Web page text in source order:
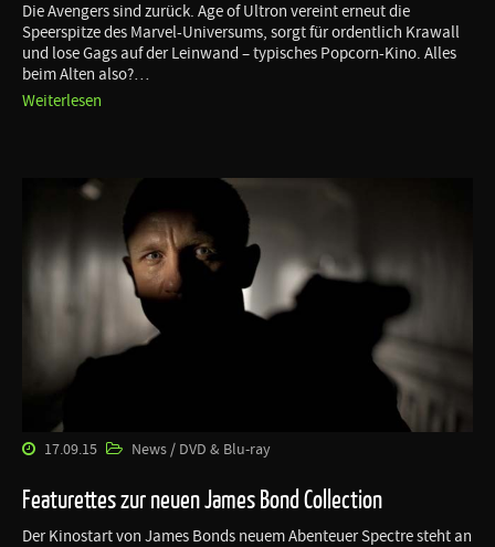
Die Avengers sind zurück. Age of Ultron vereint erneut die
Speerspitze des Marvel-Universums, sorgt für ordentlich Krawall
und lose Gags auf der Leinwand – typisches Popcorn-Kino. Alles
beim Alten also?…
Weiterlesen
17.09.15 News / DVD & Blu-ray
Featurettes zur neuen James Bond Collection
Der Kinostart von James Bonds neuem Abenteuer Spectre steht an